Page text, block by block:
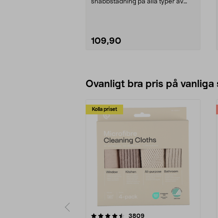
snabbstädning på alla typer av
109,90
Ovanligt bra pris på vanliga
Kolla priset
3809recensioner
4.0av 5 stjärnor